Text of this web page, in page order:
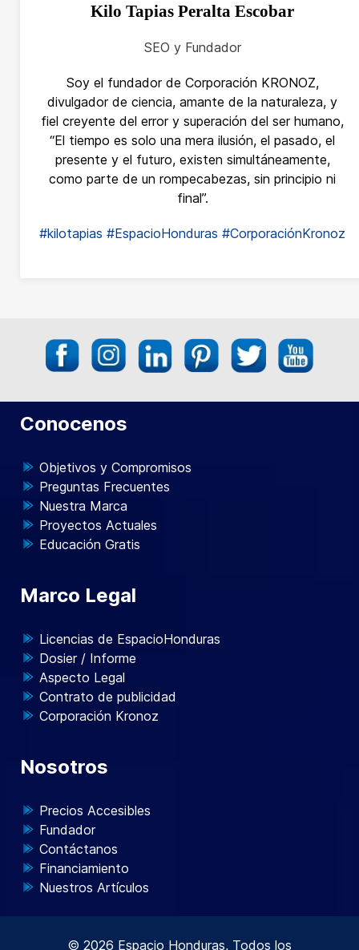
Kilo Tapias Peralta Escobar
SEO y Fundador
Soy el fundador de Corporación KRONOZ,
divulgador de ciencia, amante de la naturaleza, y
fiel creyente del error y superación del ser humano,
“El tiempo es solo una mera ilusión, el pasado, el
presente y el futuro, existen simultáneamente,
como parte de un rompecabezas, sin principio ni
final”.
#kilotapias #EspacioHonduras #CorporaciónKronoz
Conocenos
Objetivos y Compromisos
Preguntas Frecuentes
Nuestra Marca
Proyectos Actuales
Educación Gratis
Marco Legal
Licencias de EspacioHonduras
Dosier / Informe
Aspecto Legal
Contrato de publicidad
Corporación Kronoz
Nosotros
Precios Accesibles
Fundador
Contáctanos
Financiamiento
Nuestros Artículos
© 2026 Espacio Honduras, Todos los